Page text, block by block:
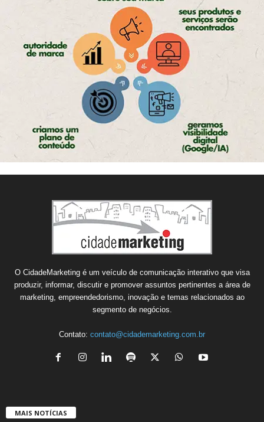
O CidadeMarketing é um veículo de comunicação interativo que visa
produzir, informar, discutir e promover assuntos pertinentes a área de
marketing, empreendedorismo, inovação e temas relacionados ao
segmento de negócios.
Contato: contato@cidademarketing.com.br
MAIS NOTÍCIAS